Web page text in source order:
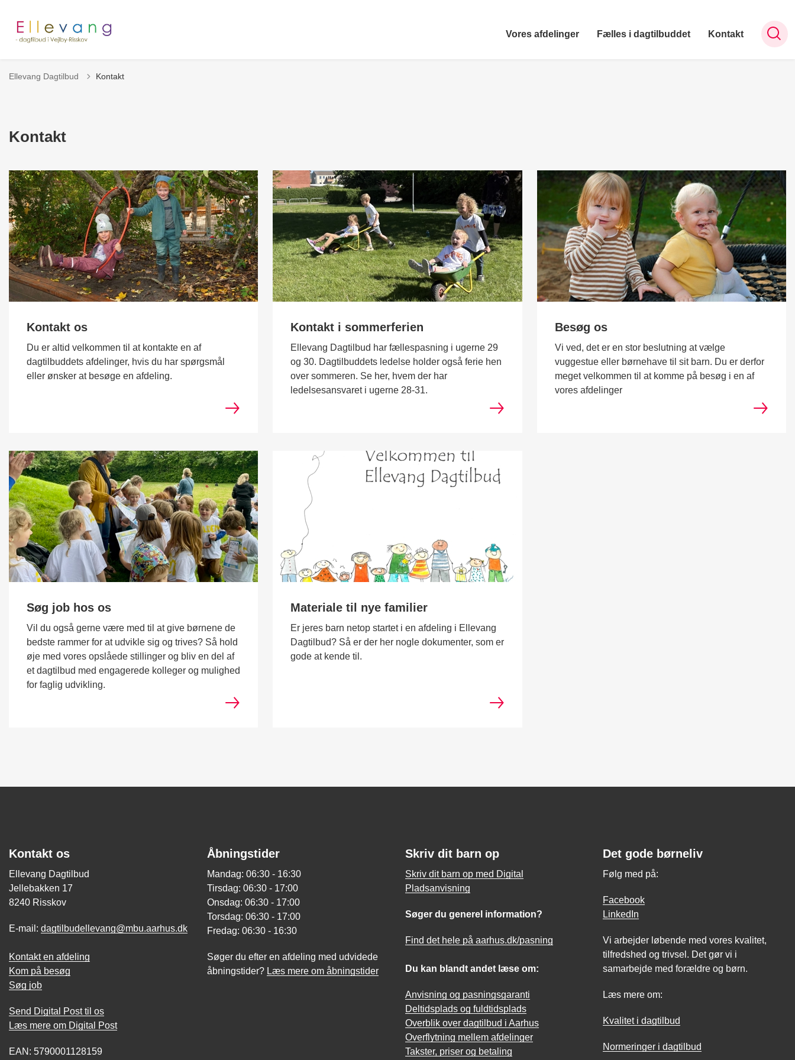
Vores afdelinger Fælles i dagtilbuddet Kontakt
Ellevang Dagtilbud Kontakt
Kontakt
Kontakt os
Du er altid velkommen til at kontakte en af
dagtilbuddets afdelinger, hvis du har spørgsmål
eller ønsker at besøge en afdeling.
Kontakt i sommerferien
Ellevang Dagtilbud har fællespasning i ugerne 29
og 30. Dagtilbuddets ledelse holder også ferie hen
over sommeren. Se her, hvem der har
ledelsesansvaret i ugerne 28-31.
Besøg os
Vi ved, det er en stor beslutning at vælge
vuggestue eller børnehave til sit barn. Du er derfor
meget velkommen til at komme på besøg i en af
vores afdelinger
Søg job hos os
Vil du også gerne være med til at give børnene de
bedste rammer for at udvikle sig og trives? Så hold
øje med vores opslåede stillinger og bliv en del af
et dagtilbud med engagerede kolleger og mulighed
for faglig udvikling.
Materiale til nye familier
Er jeres barn netop startet i en afdeling i Ellevang
Dagtilbud? Så er der her nogle dokumenter, som er
gode at kende til.
Kontakt os
Ellevang Dagtilbud
Jellebakken 17
8240 Risskov
E-mail: dagtilbudellevang@mbu.aarhus.dk
Kontakt en afdeling
Kom på besøg
Søg job
Send Digital Post til os
Læs mere om Digital Post
EAN: 5790001128159
Åbningstider
Mandag: 06:30 - 16:30
Tirsdag: 06:30 - 17:00
Onsdag: 06:30 - 17:00
Torsdag: 06:30 - 17:00
Fredag: 06:30 - 16:30
Søger du efter en afdeling med udvidede
åbningstider? Læs mere om åbningstider
Skriv dit barn op
Skriv dit barn op med Digital
Pladsanvisning
Søger du generel information?
Find det hele på aarhus.dk/pasning
Du kan blandt andet læse om:
Anvisning og pasningsgaranti
Deltidsplads og fuldtidsplads
Overblik over dagtilbud i Aarhus
Overflytning mellem afdelinger
Takster, priser og betaling
Det gode børneliv
Følg med på:
Facebook
LinkedIn
Vi arbejder løbende med vores kvalitet,
tilfredshed og trivsel. Det gør vi i
samarbejde med forældre og børn.
Læs mere om:
Kvalitet i dagtilbud
Normeringer i dagtilbud